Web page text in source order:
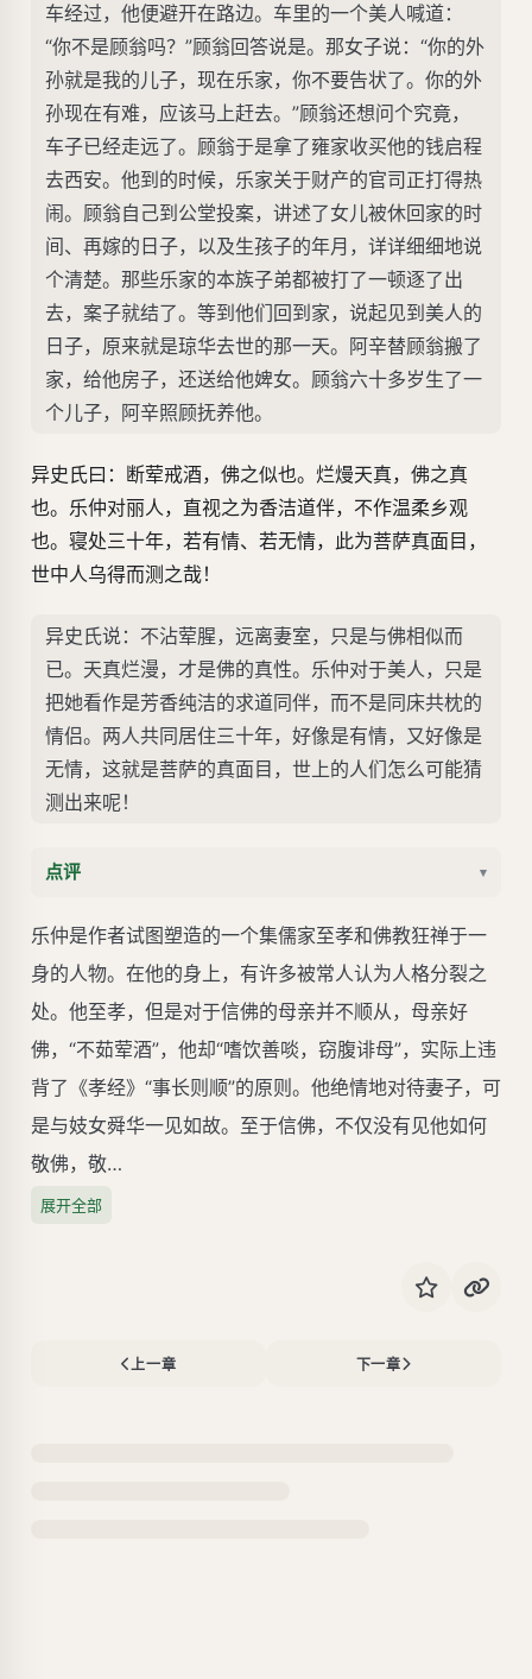
车经过，他便避开在路边。车里的一个美人喊道：
“你不是顾翁吗？”顾翁回答说是。那女子说：“你的外
孙就是我的儿子，现在乐家，你不要告状了。你的外
孙现在有难，应该马上赶去。”顾翁还想问个究竟，
车子已经走远了。顾翁于是拿了雍家收买他的钱启程
去西安。他到的时候，乐家关于财产的官司正打得热
闹。顾翁自己到公堂投案，讲述了女儿被休回家的时
间、再嫁的日子，以及生孩子的年月，详详细细地说
个清楚。那些乐家的本族子弟都被打了一顿逐了出
去，案子就结了。等到他们回到家，说起见到美人的
日子，原来就是琼华去世的那一天。阿辛替顾翁搬了
家，给他房子，还送给他婢女。顾翁六十多岁生了一
个儿子，阿辛照顾抚养他。
异史氏曰：断荤戒酒，佛之似也。烂熳天真，佛之真
也。乐仲对丽人，直视之为香洁道伴，不作温柔乡观
也。寝处三十年，若有情、若无情，此为菩萨真面目，
世中人乌得而测之哉！
异史氏说：不沾荤腥，远离妻室，只是与佛相似而
已。天真烂漫，才是佛的真性。乐仲对于美人，只是
把她看作是芳香纯洁的求道同伴，而不是同床共枕的
情侣。两人共同居住三十年，好像是有情，又好像是
无情，这就是菩萨的真面目，世上的人们怎么可能猜
测出来呢！
点评 ▾
乐仲是作者试图塑造的一个集儒家至孝和佛教狂禅于一
身的人物。在他的身上，有许多被常人认为人格分裂之
处。他至孝，但是对于信佛的母亲并不顺从，母亲好
佛，“不茹荤酒”，他却“嗜饮善啖，窃腹诽母”，实际上违
背了《孝经》“事长则顺”的原则。他绝情地对待妻子，可
是与妓女舜华一见如故。至于信佛，不仅没有见他如何
敬佛，敬…
展开全部
上一章 下一章